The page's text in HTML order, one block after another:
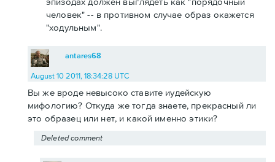
человек" -- в противном случае образ окажется
"ходульным".
antares68
August 10 2011, 18:34:28 UTC
Вы же вроде невысоко ставите иудейскую
мифологию? Откуда же тогда знаете, прекрасный ли
это образец или нет, и какой именно этики?
Deleted comment